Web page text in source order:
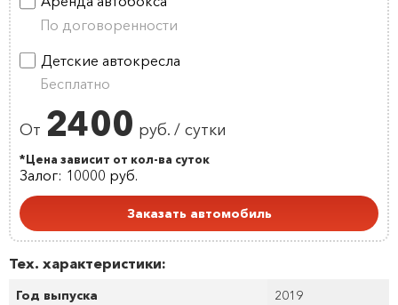
По договоренности
Детские автокресла
Бесплатно
От 2400 руб. / сутки
*Цена зависит от кол-ва суток
Залог: 10000 руб.
Заказать автомобиль
Тех. характеристики:
Год выпуска 2019